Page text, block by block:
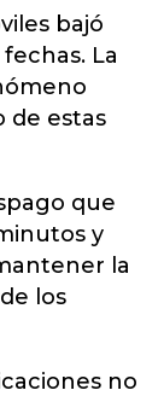
bajó
La
de estas
que
y
la
los
no